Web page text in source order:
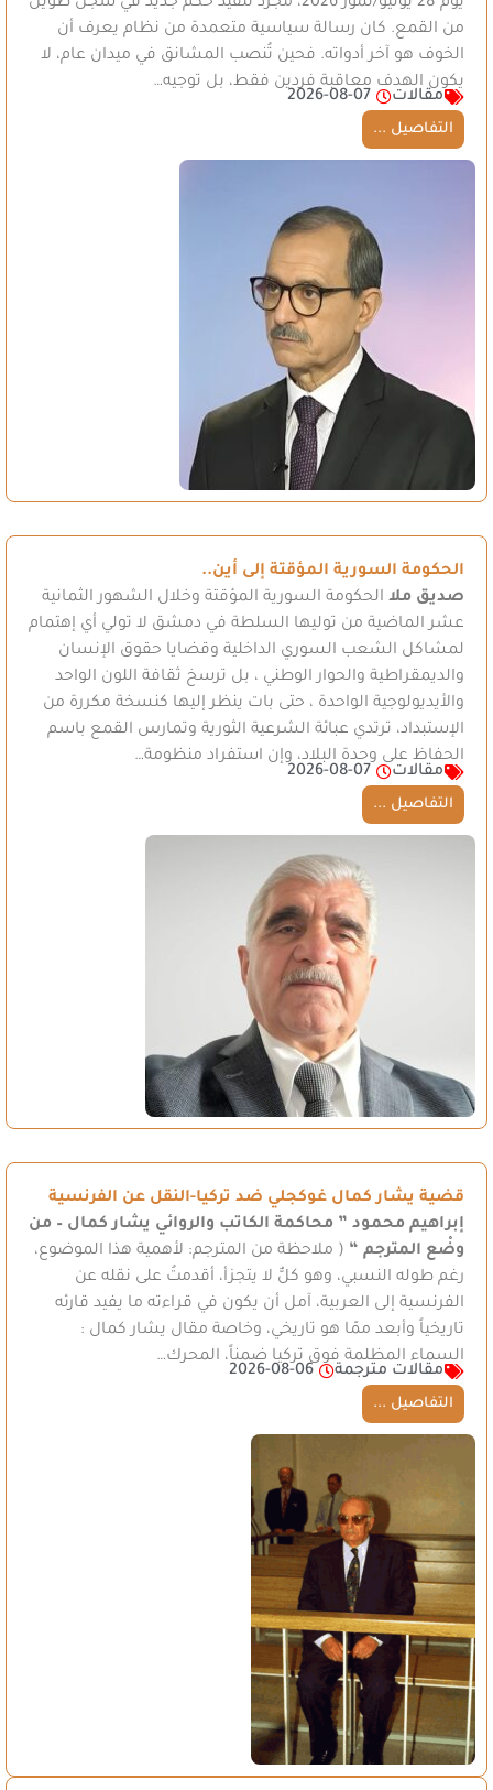
من القمع. كان رسالة سياسية متعمدة من نظام يعرف أن
الخوف هو آخر أدواته. فحين تُنصب المشانق في ميدان عام، لا
يكون الهدف معاقبة فردين فقط، بل توجيه…
مقالات
2026-08-07
التفاصيل ...
الحكومة السورية المؤقتة إلى أين..
صديق ملا الحكومة السورية المؤقتة وخلال الشهور الثمانية
عشر الماضية من توليها السلطة في دمشق لا تولي أي إهتمام
لمشاكل الشعب السوري الداخلية وقضايا حقوق الإنسان
والديمقراطية والحوار الوطني ، بل ترسخ ثقافة اللون الواحد
والأيديولوجية الواحدة ، حتى بات ينظر إليها كنسخة مكررة من
الإستبداد، ترتدي عبائة الشرعية الثورية وتمارس القمع باسم
الحفاظ على وحدة البلاد، وإن استفراد منظومة…
مقالات
2026-08-07
التفاصيل ...
قضية يشار كمال غوكجلي ضد تركيا-النقل عن الفرنسية
إبراهيم محمود ” محاكمة الكاتب والروائي يشار كمال – من
وضْع المترجم “ ( ملاحظة من المترجم: لأهمية هذا الموضوع،
رغم طوله النسبي، وهو كلٌّ لا يتجزأ، أقدمتُ على نقله عن
الفرنسية إلى العربية، آمل أن يكون في قراءته ما يفيد قارئه
تاريخياً وأبعد ممّا هو تاريخي، وخاصة مقال يشار كمال :
السماء المظلمة فوق تركيا ضمناً، المحرك…
مقالات مترجمة
2026-08-06
التفاصيل ...